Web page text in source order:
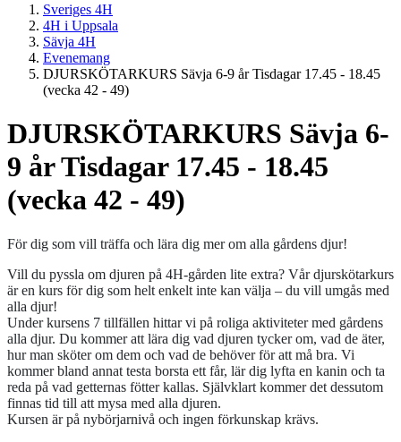
Sveriges 4H
4H i Uppsala
Sävja 4H
Evenemang
DJURSKÖTARKURS Sävja 6-9 år Tisdagar 17.45 - 18.45
(vecka 42 - 49)
DJURSKÖTARKURS Sävja 6-
9 år Tisdagar 17.45 - 18.45
(vecka 42 - 49)
För dig som vill träffa och lära dig mer om alla gårdens djur!
Vill du pyssla om djuren på 4H-gården lite extra? Vår djurskötarkurs
är en kurs för dig som helt enkelt inte kan välja – du vill umgås med
alla djur!
Under kursens 7 tillfällen hittar vi på roliga aktiviteter med gårdens
alla djur. Du kommer att lära dig vad djuren tycker om, vad de äter,
hur man sköter om dem och vad de behöver för att må bra. Vi
kommer bland annat testa borsta ett får, lär dig lyfta en kanin och ta
reda på vad getternas fötter kallas. Självklart kommer det dessutom
finnas tid till att mysa med alla djuren.
Kursen är på nybörjarnivå och ingen förkunskap krävs.